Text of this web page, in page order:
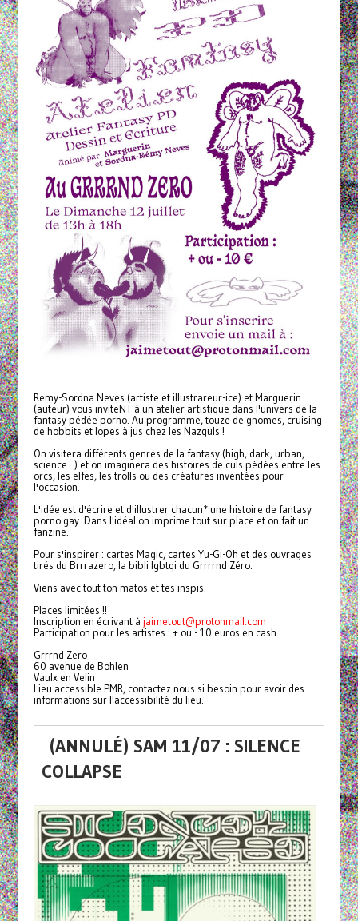
Remy-Sordna Neves (artiste et illustrareur-ice) et Marguerin
(auteur) vous inviteNT à un atelier artistique dans l'univers de la
fantasy pédée porno. Au programme, touze de gnomes, cruising
de hobbits et lopes à jus chez les Nazguls !
On visitera différents genres de la fantasy (high, dark, urban,
science...) et on imaginera des histoires de culs pédées entre les
orcs, les elfes, les trolls ou des créatures inventées pour
l'occasion.
L'idée est d'écrire et d'illustrer chacun* une histoire de fantasy
porno gay. Dans l'idéal on imprime tout sur place et on fait un
fanzine.
Pour s'inspirer : cartes Magic, cartes Yu-Gi-Oh et des ouvrages
tirés du Brrrazero, la bibli lgbtqi du Grrrrnd Zéro.
Viens avec tout ton matos et tes inspis.
Places limitées !!
Inscription en écrivant à jaimetout@protonmail.com
Participation pour les artistes : + ou - 10 euros en cash.
Grrrnd Zero
60 avenue de Bohlen
Vaulx en Velin
Lieu accessible PMR, contactez nous si besoin pour avoir des
informations sur l'accessibilité du lieu.
(ANNULÉ) SAM 11/07 : SILENCE
COLLAPSE